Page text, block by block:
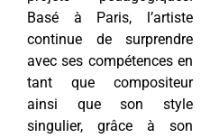
Basé à Paris, l’artiste
continue de surprendre
avec ses compétences en
tant que compositeur
ainsi que son style
singulier, grâce à son